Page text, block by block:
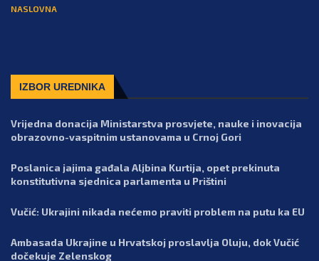
NASLOVNA
IZBOR UREDNIKA
Vrijedna donacija Ministarstva prosvjete, nauke i inovacija
obrazovno-vaspitnim ustanovama u Crnoj Gori
Poslanica jajima gađala Aljbina Kurtija, opet prekinuta
konstitutivna sjednica parlamenta u Prištini
Vučić: Ukrajini nikada nećemo praviti problem na putu ka EU
Ambasada Ukrajine u Hrvatskoj proslavlja Oluju, dok Vučić
dočekuje Zelenskog